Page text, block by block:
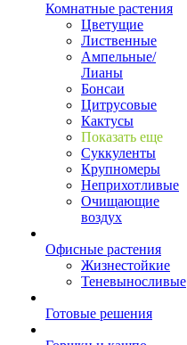
Комнатные растения
Цветущие
Лиственные
Ампельные/
Лианы
Бонсаи
Цитрусовые
Кактусы
Показать еще
Суккуленты
Крупномеры
Неприхотливые
Очищающие
воздух
Офисные растения
Жизнестойкие
Теневыносливые
Готовые решения